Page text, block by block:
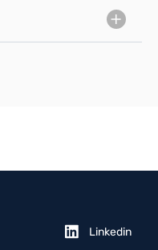
Linkedin